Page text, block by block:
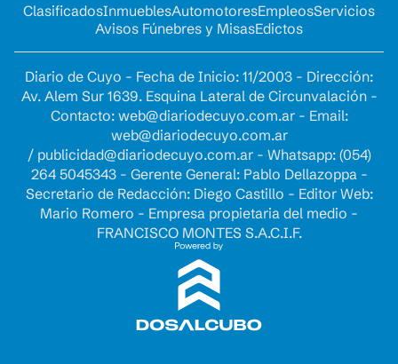
ClasificadosInmueblesAutomotoresEmpleosServicios
Avisos Fúnebres y MisasEdictos
Diario de Cuyo - Fecha de Inicio: 11/2003 - Dirección:
Av. Alem Sur 1639. Esquina Lateral de Circunvalación -
Contacto: web@diariodecuyo.com.ar- Email:
web@diariodecuyo.com.ar
/ publicidad@diariodecuyo.com.ar- Whatsapp: (054)
264 5045343 - Gerente General: Pablo Dellazoppa -
Secretario de Redacción: Diego Castillo - Editor Web:
Mario Romero - Empresa propietaria del medio -
FRANCISCO MONTES S.A.C.I.F.